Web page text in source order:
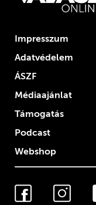
Impresszum
Adatvédelem
ÁSZF
Médiaajánlat
Támogatás
Podcast
Webshop